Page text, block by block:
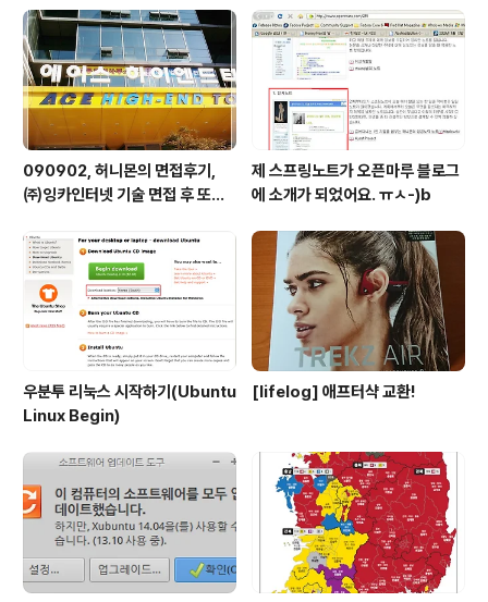
090902, 허니몬의 면접후기,
㈜잉카인터넷 기술 면접 후 또한
업!!
제 스프링노트가 오픈마루 블로그
에 소개가 되었어요. ㅠㅅ-)b
우분투 리눅스 시작하기(Ubuntu
Linux Begin)
[lifelog] 애프터샥 교환!